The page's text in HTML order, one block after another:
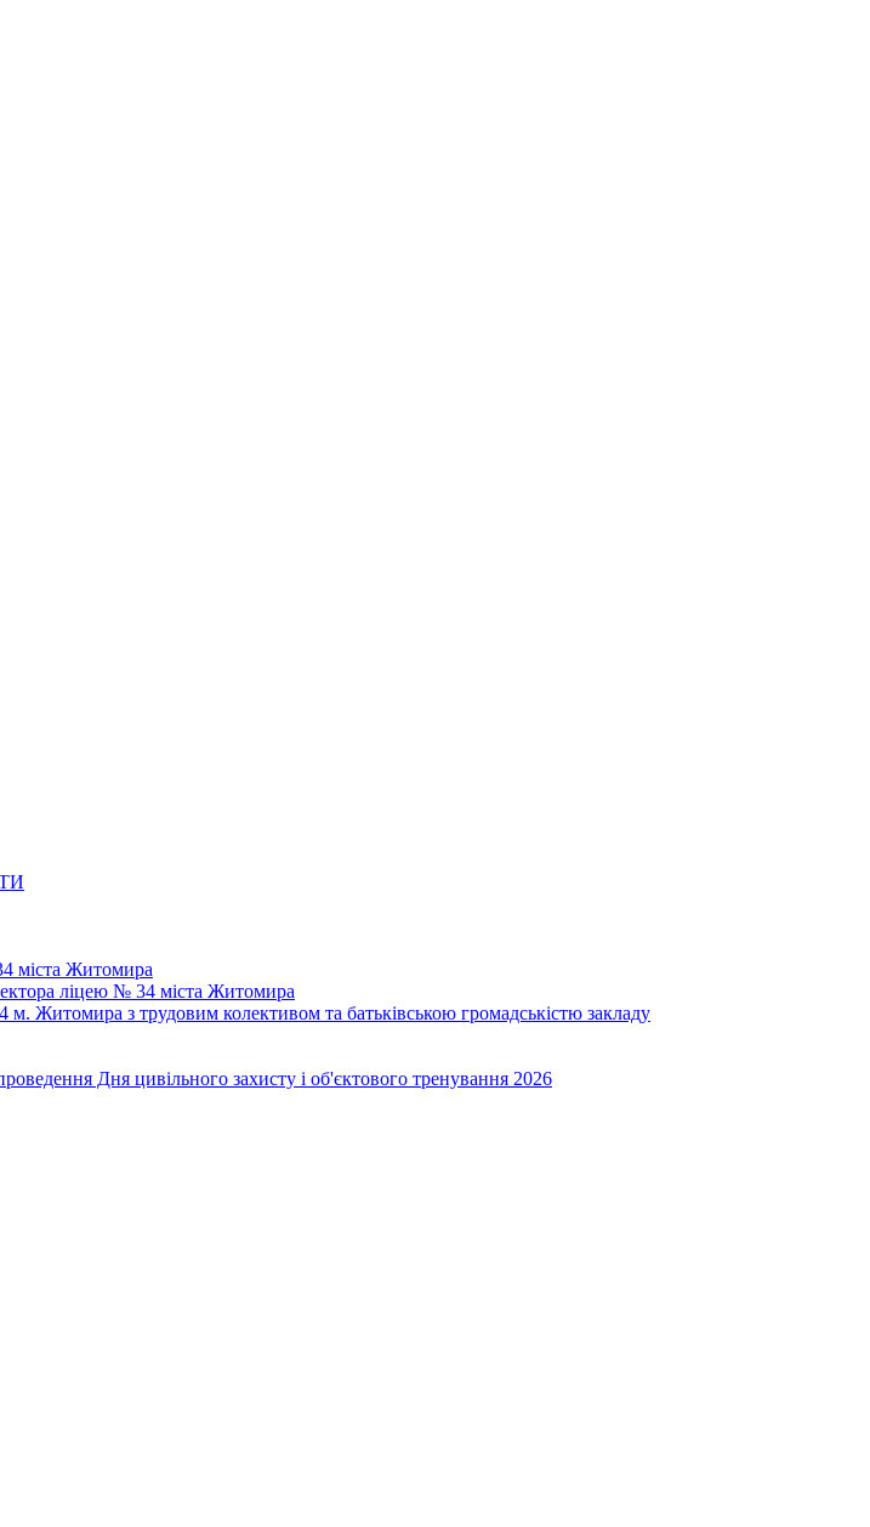
міста Житомира
ліцею № 34 міста Житомира
Житомира з трудовим колективом та батьківською громадськістю закладу
Дня цивільного захисту і об'єктового тренування 2026